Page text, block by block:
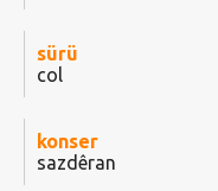
sürü
col
konser
sazdêran